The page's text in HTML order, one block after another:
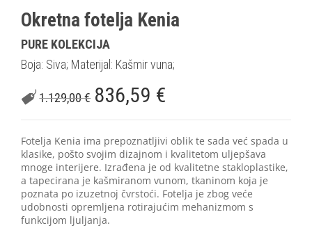
Okretna fotelja Kenia
PURE KOLEKCIJA
Boja: Siva; Materijal: Kašmir vuna;
1.129,00€ 836,59 €
Fotelja Kenia ima prepoznatljivi oblik te sada već spada u
klasike, pošto svojim dizajnom i kvalitetom uljepšava
mnoge interijere. Izrađena je od kvalitetne stakloplastike,
a tapecirana je kašmiranom vunom, tkaninom koja je
poznata po izuzetnoj čvrstoći. Fotelja je zbog veće
udobnosti opremljena rotirajućim mehanizmom s
funkcijom ljuljanja.